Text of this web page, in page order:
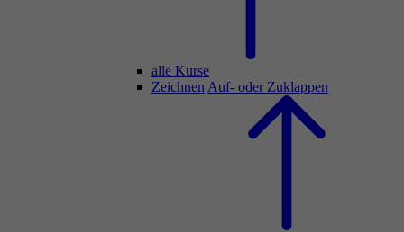
alle Kurse
Zeichnen Auf- oder Zuklappen